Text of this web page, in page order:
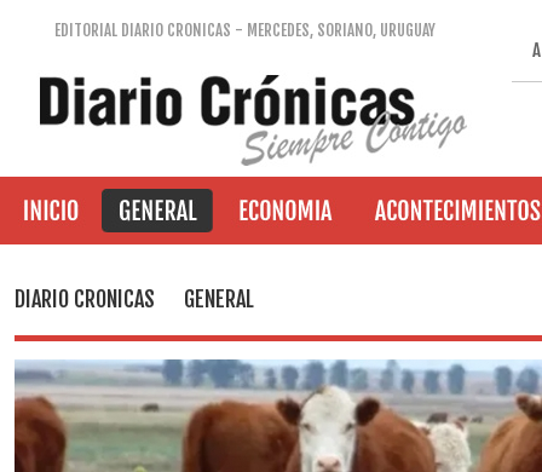
EDITORIAL DIARIO CRONICAS - MERCEDES, SORIANO, URUGUAY
DIARIO CRONICAS GENERAL